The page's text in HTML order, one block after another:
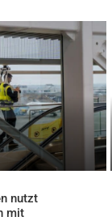
nutzt
mit